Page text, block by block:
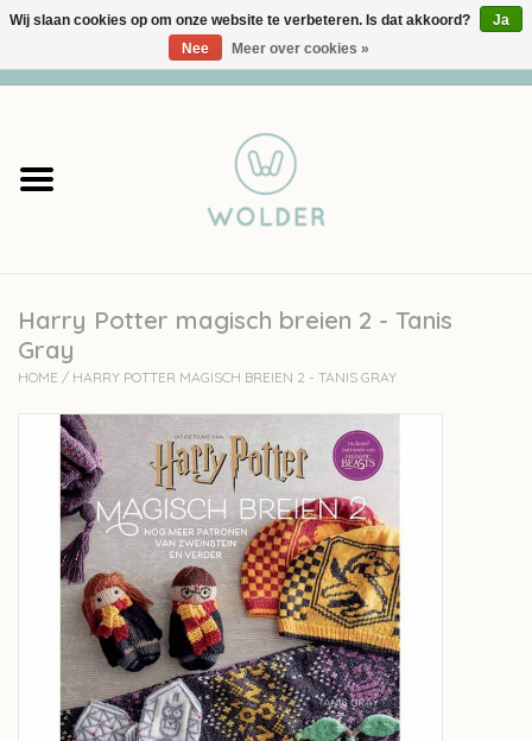
Garens
Accessoires
workshops
Cadeaubon
Solden
Over wolder
Harry Potter magisch breien 2 - Tanis
Gray
HOME / HARRY POTTER MAGISCH BREIEN 2 - TANIS GRAY
Wij slaan cookies op om onze website te verbeteren. Is dat akkoord?
Ja
Nee
Meer over cookies »